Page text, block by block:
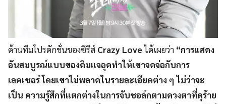
ด้านทีมโปรดักชั่นของซีรีส์ Crazy Loveได้เผยว่า “การแสดง
อันสมบูรณ์แบบของคิมแจอุคทำให้เขาจดจ่อกับการ
เลคเชอร์ โดยเขาไม่พลาดในรายละเอียดต่าง ๆ ไม่ว่าจะ
เป็น ความรู้สึกที่แตกต่างในการจับชอล์กตามดวงตาที่ดุร้าย